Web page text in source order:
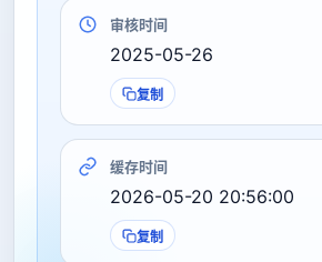
审核时间
2025-05-26
复制
缓存时间
2026-05-20 20:56:00
复制